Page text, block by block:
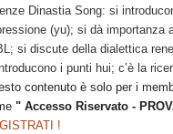
Dinastia Song: si
(yu); si dà importanza
si discute della dialettica
i punti hui; c’è la
contenuto è solo per i
" Accesso Riservato -
!